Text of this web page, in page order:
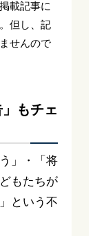
載記事に
但し、記
せんので
もチェ
」・「将
もたちが
という不